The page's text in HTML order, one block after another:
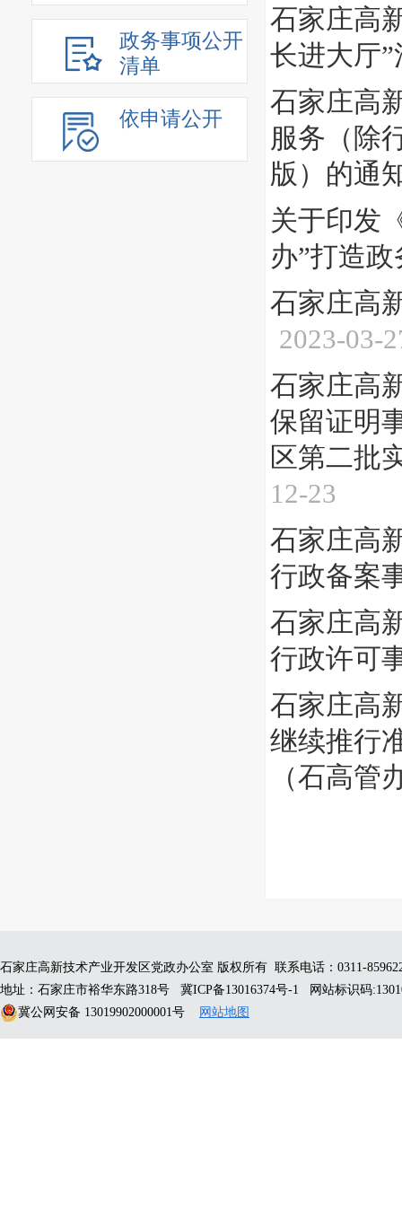
政务事项公开
清单
依申请公开
石家庄高
长进大厅
石家庄高
服务（除
版）的通
关于印发
办”打造
石家庄高
2023-03-
石家庄高
保留证明
区第二批
12-23
石家庄高
行政备案
石家庄高
行政许可
石家庄高
继续推行
（石高管